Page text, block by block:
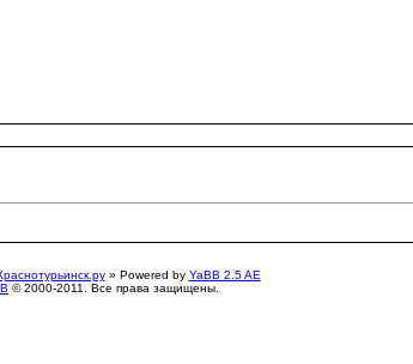
» Powered by YaBB 2.5 AE
© 2000-2011. Все права защищены.